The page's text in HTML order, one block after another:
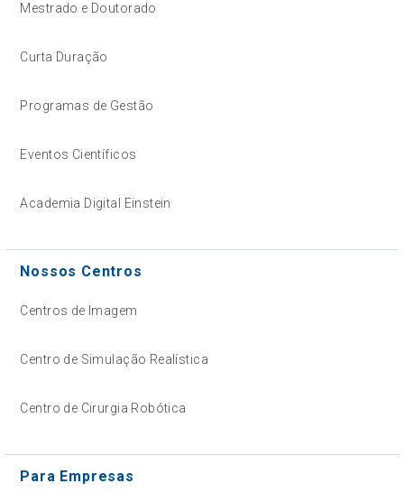
Mestrado e Doutorado
Curta Duração
Programas de Gestão
Eventos Científicos
Academia Digital Einstein
Nossos Centros
Centros de Imagem
Centro de Simulação Realística
Centro de Cirurgia Robótica
Para Empresas